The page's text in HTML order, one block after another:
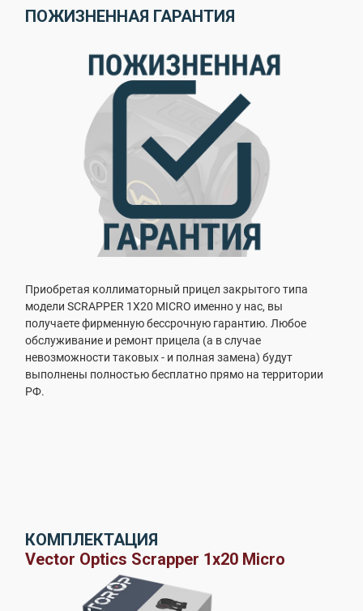
ПОЖИЗНЕННАЯ ГАРАНТИЯ
Приобретая коллиматорный прицел закрытого типа
модели SCRAPPER 1X20 MICRO именно у нас, вы
получаете фирменную бессрочную гарантию. Любое
обслуживание и ремонт прицела (а в случае
невозможности таковых - и полная замена) будут
выполнены полностью бесплатно прямо на территории
РФ.
КОМПЛЕКТАЦИЯ
Vector Optics Scrapper 1x20 Micro